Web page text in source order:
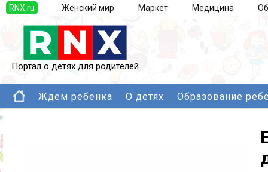
RNX.ru Женский мир Маркет Медицина
Портал о детях для родителей
Ждем ребенка О детях Образование